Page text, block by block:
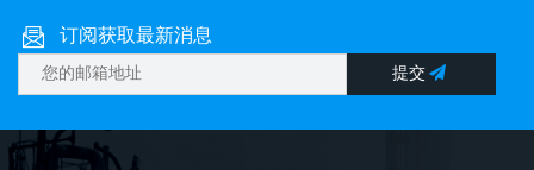
订阅获取最新消息
提交